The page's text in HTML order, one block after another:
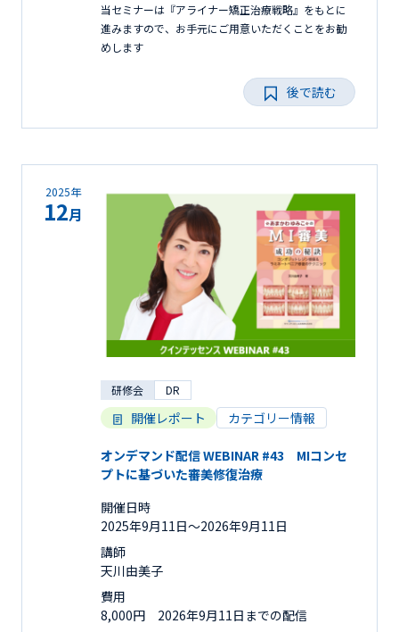
当セミナーは『アライナー矯正治療戦略』をもとに
進みますので、お手元にご用意いただくことをお勧
めします
後で読む
2025年
12月
研修会 DR
開催レポート カテゴリー情報
オンデマンド配信 WEBINAR #43 MIコンセ
プトに基づいた審美修復治療
開催日時
2025年9月11日〜2026年9月11日
講師
天川由美子
費用
8,000円 2026年9月11日までの配信